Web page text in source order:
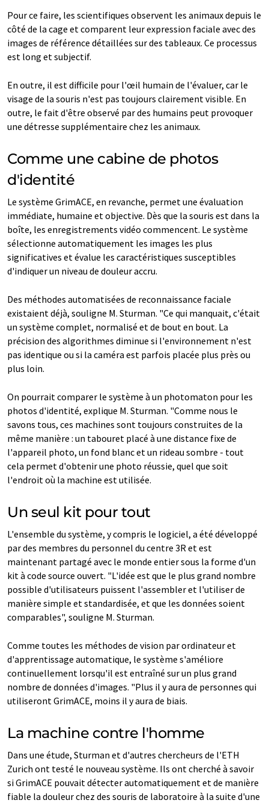
Pour ce faire, les scientifiques observent les animaux depuis le
côté de la cage et comparent leur expression faciale avec des
images de référence détaillées sur des tableaux. Ce processus
est long et subjectif.
En outre, il est difficile pour l'œil humain de l'évaluer, car le
visage de la souris n'est pas toujours clairement visible. En
outre, le fait d'être observé par des humains peut provoquer
une détresse supplémentaire chez les animaux.
Comme une cabine de photos
d'identité
Le système GrimACE, en revanche, permet une évaluation
immédiate, humaine et objective. Dès que la souris est dans la
boîte, les enregistrements vidéo commencent. Le système
sélectionne automatiquement les images les plus
significatives et évalue les caractéristiques susceptibles
d'indiquer un niveau de douleur accru.
Des méthodes automatisées de reconnaissance faciale
existaient déjà, souligne M. Sturman. "Ce qui manquait, c'était
un système complet, normalisé et de bout en bout. La
précision des algorithmes diminue si l'environnement n'est
pas identique ou si la caméra est parfois placée plus près ou
plus loin.
On pourrait comparer le système à un photomaton pour les
photos d'identité, explique M. Sturman. "Comme nous le
savons tous, ces machines sont toujours construites de la
même manière : un tabouret placé à une distance fixe de
l'appareil photo, un fond blanc et un rideau sombre - tout
cela permet d'obtenir une photo réussie, quel que soit
l'endroit où la machine est utilisée.
Un seul kit pour tout
L'ensemble du système, y compris le logiciel, a été développé
par des membres du personnel du centre 3R et est
maintenant partagé avec le monde entier sous la forme d'un
kit à code source ouvert. "L'idée est que le plus grand nombre
possible d'utilisateurs puissent l'assembler et l'utiliser de
manière simple et standardisée, et que les données soient
comparables", souligne M. Sturman.
Comme toutes les méthodes de vision par ordinateur et
d'apprentissage automatique, le système s'améliore
continuellement lorsqu'il est entraîné sur un plus grand
nombre de données d'images. "Plus il y aura de personnes qui
utiliseront GrimACE, moins il y aura de biais.
La machine contre l'homme
Dans une étude, Sturman et d'autres chercheurs de l'ETH
Zurich ont testé le nouveau système. Ils ont cherché à savoir
si GrimACE pouvait détecter automatiquement et de manière
fiable la douleur chez des souris de laboratoire à la suite d'une